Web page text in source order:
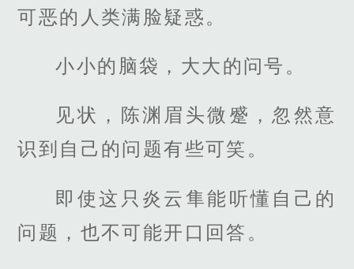
可恶的人类满脸疑惑。
小小的脑袋，大大的问号。
见状，陈渊眉头微蹙，忽然意
识到自己的问题有些可笑。
即使这只炎云隼能听懂自己的
问题，也不可能开口回答。